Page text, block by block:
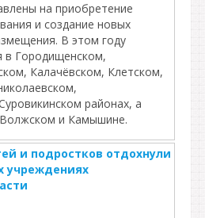
на приобретение
и создание новых
В этом году
в Городищенском,
Калачёвском, Клетском,
районах, а
и Камышине.
и подростков отдохнули
учреждениях